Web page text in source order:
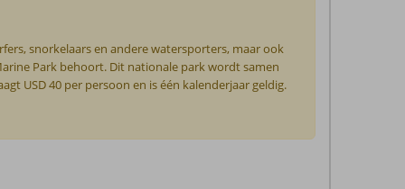
snorkelaars en andere watersporters, maar ook
Park behoort. Dit nationale park wordt samen
USD 40 per persoon en is één kalenderjaar geldig.